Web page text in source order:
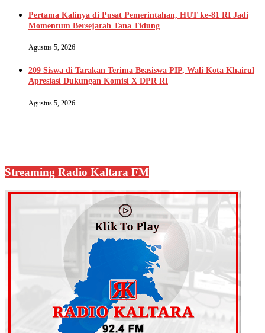
Pertama Kalinya di Pusat Pemerintahan, HUT ke-81 RI Jadi
Momentum Bersejarah Tana Tidung
Agustus 5, 2026
209 Siswa di Tarakan Terima Beasiswa PIP, Wali Kota Khairul
Apresiasi Dukungan Komisi X DPR RI
Agustus 5, 2026
Streaming Radio Kaltara FM